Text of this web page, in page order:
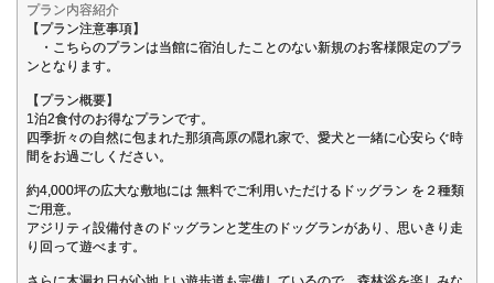
プラン内容紹介
【プラン注意事項】
・こちらのプランは当館に宿泊したことのない新規のお客様限定のプラ
ンとなります。
【プラン概要】
1泊2食付のお得なプランです。
四季折々の自然に包まれた那須高原の隠れ家で、愛犬と一緒に心安らぐ時
間をお過ごしください。
約4,000坪の広大な敷地には 無料でご利用いただけるドッグラン を２種類
ご用意。
アジリティ設備付きのドッグランと芝生のドッグランがあり、思いきり走
り回って遊べます。